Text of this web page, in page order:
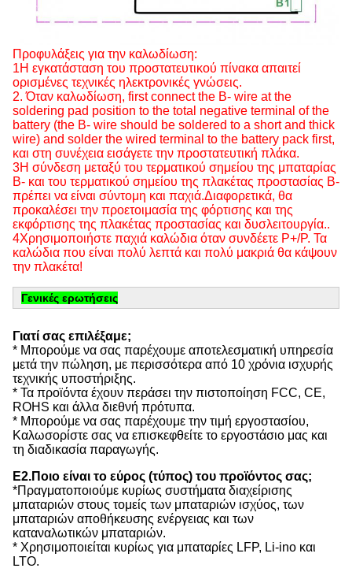
Προφυλάξεις για την καλωδίωση:
1Η εγκατάσταση του προστατευτικού πίνακα απαιτεί
ορισμένες τεχνικές ηλεκτρονικές γνώσεις.
2. Όταν καλωδίωση, first connect the B- wire at the
soldering pad position to the total negative terminal of the
battery (the B- wire should be soldered to a short and thick
wire) and solder the wired terminal to the battery pack first,
και στη συνέχεια εισάγετε την προστατευτική πλάκα.
3Η σύνδεση μεταξύ του τερματικού σημείου της μπαταρίας
Β- και του τερματικού σημείου της πλακέτας προστασίας Β-
πρέπει να είναι σύντομη και παχιά.Διαφορετικά, θα
προκαλέσει την προετοιμασία της φόρτισης και της
εκφόρτισης της πλακέτας προστασίας και δυσλειτουργία..
4Χρησιμοποιήστε παχιά καλώδια όταν συνδέετε P+/P. Τα
καλώδια που είναι πολύ λεπτά και πολύ μακριά θα κάψουν
την πλακέτα!
Γενικές ερωτήσεις
Γιατί σας επιλέξαμε;
* Μπορούμε να σας παρέχουμε αποτελεσματική υπηρεσία
μετά την πώληση, με περισσότερα από 10 χρόνια ισχυρής
τεχνικής υποστήριξης.
* Τα προϊόντα έχουν περάσει την πιστοποίηση FCC, CE,
ROHS και άλλα διεθνή πρότυπα.
* Μπορούμε να σας παρέχουμε την τιμή εργοστασίου,
Καλωσορίστε σας να επισκεφθείτε το εργοστάσιο μας και
τη διαδικασία παραγωγής.
Ε2.Ποιο είναι το εύρος (τύπος) του προϊόντος σας;
*Πραγματοποιούμε κυρίως συστήματα διαχείρισης
μπαταριών στους τομείς των μπαταριών ισχύος, των
μπαταριών αποθήκευσης ενέργειας και των
καταναλωτικών μπαταριών.
* Χρησιμοποιείται κυρίως για μπαταρίες LFP, Li-ino και
LTO.